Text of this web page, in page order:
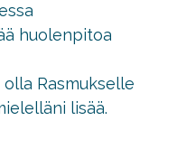
huolenpitoa
Rasmukselle
lisää.